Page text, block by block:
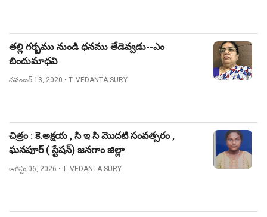
తల్లి గర్భము నుండి ధనము తేడెవ్వడు--ఎం
బిందుమాధవి
నవంబర్ 13, 2020 • T. VEDANTA SURY
చిత్రం : కె.అక్షయ , సి ఇ సి మొదటి సంవత్సరం ,
ఘనపూర్ ( స్టేషన్) జనగాం జిల్లా
ఆగస్టు 06, 2026 • T. VEDANTA SURY